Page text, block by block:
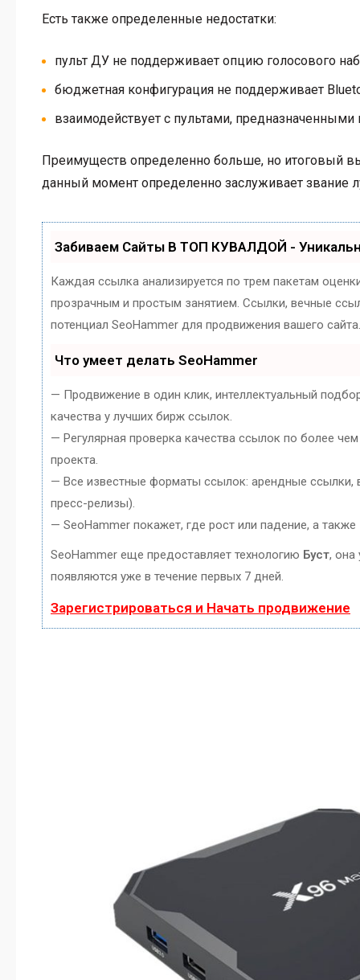
Есть также определенные недостатки:
пульт ДУ не поддерживает опцию голосового
бюджетная конфигурация не поддерживает
взаимодействует с пультами,
Преимуществ определенно больше, но итоговый
данный момент определенно заслуживает звание
Забиваем Сайты В ТОП КУВАЛДОЙ -
Каждая ссылка анализируется по трем пакетам
прозрачным и простым занятием. Ссылки, вечные
потенциал SeoHammer для продвижения вашего сайта.
Что умеет делать SeoHammer
— Продвижение в один клик, интеллектуальный
качества у лучших бирж ссылок.
— Регулярная проверка качества ссылок по более
проекта.
— Все известные форматы ссылок: арендные ссылки,
пресс-релизы).
— SeoHammer покажет, где рост или падение, а
SeoHammer еще предоставляет технологию Буст, она
появляются уже в течение первых 7 дней.
Зарегистрироваться и Начать продвижение